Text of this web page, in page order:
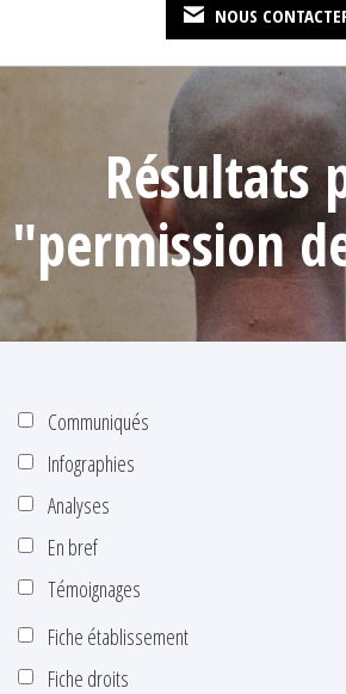
NOUS
Résultats
"permission
Communiqués
Infographies
Analyses
En bref
Témoignages
Fiche établissement
Fiche droits